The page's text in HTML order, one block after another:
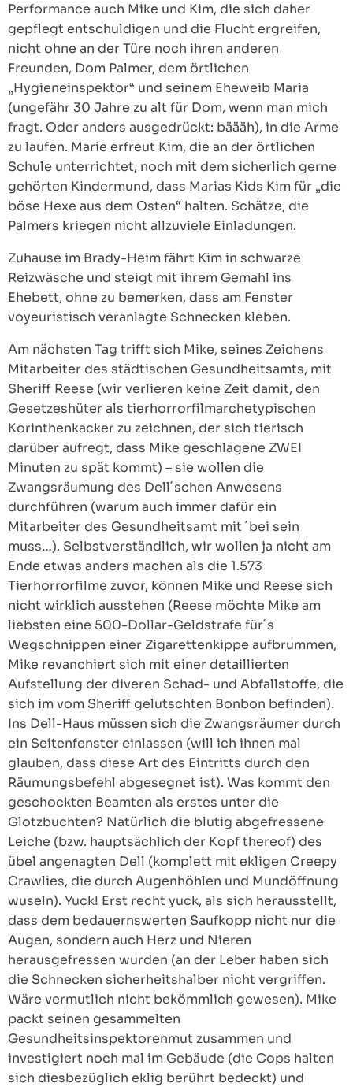
Performance auch Mike und Kim, die sich daher
gepflegt entschuldigen und die Flucht ergreifen,
nicht ohne an der Türe noch ihren anderen
Freunden, Dom Palmer, dem örtlichen
„Hygieneinspektor“ und seinem Eheweib Maria
(ungefähr 30 Jahre zu alt für Dom, wenn man mich
fragt. Oder anders ausgedrückt: bäääh), in die Arme
zu laufen. Marie erfreut Kim, die an der örtlichen
Schule unterrichtet, noch mit dem sicherlich gerne
gehörten Kindermund, dass Marias Kids Kim für „die
böse Hexe aus dem Osten“ halten. Schätze, die
Palmers kriegen nicht allzuviele Einladungen.
Zuhause im Brady-Heim fährt Kim in schwarze
Reizwäsche und steigt mit ihrem Gemahl ins
Ehebett, ohne zu bemerken, dass am Fenster
voyeuristisch veranlagte Schnecken kleben.
Am nächsten Tag trifft sich Mike, seines Zeichens
Mitarbeiter des städtischen Gesundheitsamts, mit
Sheriff Reese (wir verlieren keine Zeit damit, den
Gesetzeshüter als tierhorrorfilmarchetypischen
Korinthenkacker zu zeichnen, der sich tierisch
darüber aufregt, dass Mike geschlagene ZWEI
Minuten zu spät kommt) – sie wollen die
Zwangsräumung des Dell´schen Anwesens
durchführen (warum auch immer dafür ein
Mitarbeiter des Gesundheitsamt mit ´bei sein
muss…). Selbstverständlich, wir wollen ja nicht am
Ende etwas anders machen als die 1.573
Tierhorrorfilme zuvor, können Mike und Reese sich
nicht wirklich ausstehen (Reese möchte Mike am
liebsten eine 500-Dollar-Geldstrafe für´s
Wegschnippen einer Zigarettenkippe aufbrummen,
Mike revanchiert sich mit einer detaillierten
Aufstellung der diveren Schad- und Abfallstoffe, die
sich im vom Sheriff gelutschten Bonbon befinden).
Ins Dell-Haus müssen sich die Zwangsräumer durch
ein Seitenfenster einlassen (will ich ihnen mal
glauben, dass diese Art des Eintritts durch den
Räumungsbefehl abgesegnet ist). Was kommt den
geschockten Beamten als erstes unter die
Glotzbuchten? Natürlich die blutig abgefressene
Leiche (bzw. hauptsächlich der Kopf thereof) des
übel angenagten Dell (komplett mit ekligen Creepy
Crawlies, die durch Augenhöhlen und Mundöffnung
wuseln). Yuck! Erst recht yuck, als sich herausstellt,
dass dem bedauernswerten Saufkopp nicht nur die
Augen, sondern auch Herz und Nieren
herausgefressen wurden (an der Leber haben sich
die Schnecken sicherheitshalber nicht vergriffen.
Wäre vermutlich nicht bekömmlich gewesen). Mike
packt seinen gesammelten
Gesundheitsinspektorenmut zusammen und
investigiert noch mal im Gebäude (die Cops halten
sich diesbezüglich eklig berührt bedeckt) und